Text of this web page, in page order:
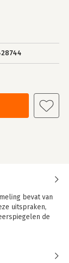
bevat van
uitspraken,
de